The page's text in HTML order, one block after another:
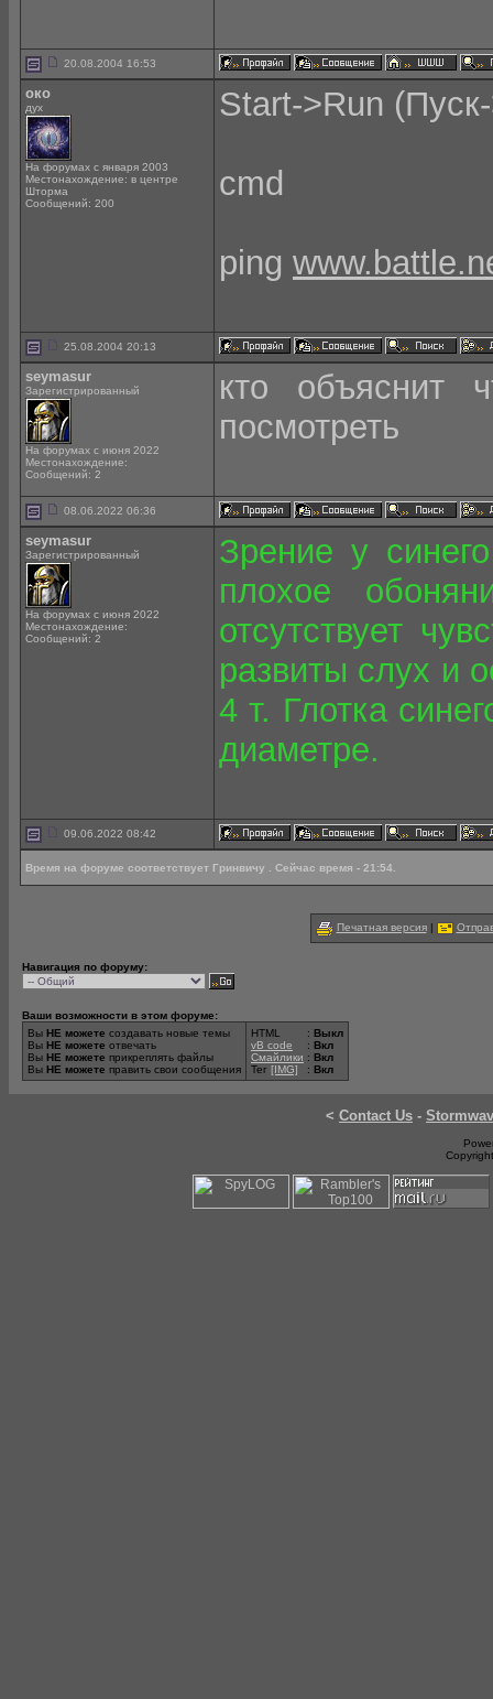
20.08.2004 16:53
око
дух
На форумах с января 2003
Местонахождение: в центре
Шторма
Сообщений: 200
Start->Run
cmd
ping
25.08.2004 20:13
seymasur
Зарегистрированный
На форумах с июня 2022
Местонахождение:
Сообщений: 2
кто объяснит
посмотреть
08.06.2022 06:36
seymasur
Зарегистрированный
На форумах с июня 2022
Местонахождение:
Сообщений: 2
Зрение у
плохое
отсутствует
развиты слух и
4 т. Глотка
диаметре.
09.06.2022 08:42
Время на форуме соответствует Гринвичу . Сейчас время - 21:54.
Печатная версия|
Навигация по форуму:
Ваши возможности в этом форуме:
Вы НЕ можете создавать новые темы
Вы НЕ можете отвечать
Вы НЕ можете прикреплять файлы
Вы НЕ можете править свои сообщения
HTML
vB code
Смайлики
Тег [IMG]
: Выкл
: Вкл
: Вкл
: Вкл
< Contact Us -